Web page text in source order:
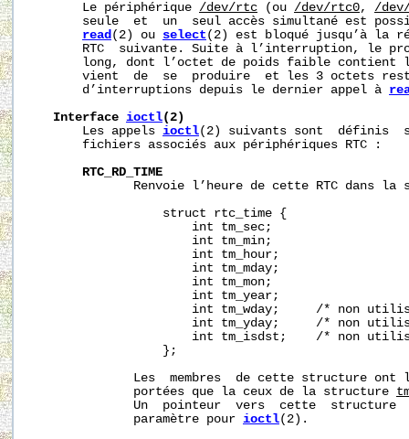
       Le périphérique
/dev/rtc (ou /dev/rtc0, /
seule  et  un  seul accès simultané est
read(2) ou select (2) est bloqué jusqu’à la
RTC  suivante. Suite à l’interruption, le
long, dont l’octet de poids faible contient
vient  de  se  produire  et les 3 octets
       d’interruptions depuis le dernier appel à
Interface ioctl(2)
       Les appels
ioctl(2) suivants sont  définis
       fichiers associés aux périphériques RTC :
RTC_RD_TIME
Renvoie l’heure de cette RTC dans la
                  struct rtc_time {
                      int tm_sec;
                      int tm_min;
                      int tm_hour;
                      int tm_mday;
                      int tm_mon;
                      int tm_year;
int tm_wday;     /* non
int tm_yday;     /* non
int tm_isdst;    /* non
                  };
Les  membres  de cette structure ont
              portées que la ceux de la structure
Un  pointeur  vers  cette  structure
              paramètre pour
ioctl(2).